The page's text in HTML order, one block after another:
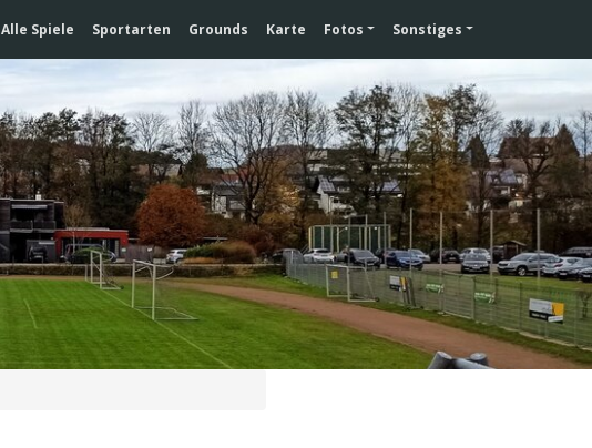
Alle Spiele Sportarten Grounds Karte Fotos Sonstiges